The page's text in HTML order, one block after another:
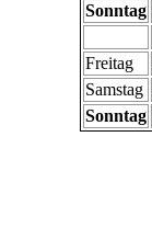
Sonntag
Freitag
Samstag
Sonntag